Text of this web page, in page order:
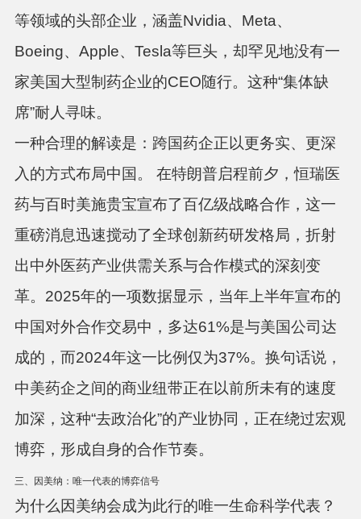
等领域的头部企业，涵盖Nvidia、Meta、
Boeing、Apple、Tesla等巨头，却罕见地没有一
家美国大型制药企业的CEO随行。这种“集体缺
席”耐人寻味。
一种合理的解读是：跨国药企正以更务实、更深
入的方式布局中国。
在特朗普启程前夕，恒瑞医
药与百时美施贵宝宣布了百亿级战略合作，这一
重磅消息迅速搅动了全球创新药研发格局，折射
出中外医药产业供需关系与合作模式的深刻变
革。2025年的一项数据显示，当年上半年宣布的
中国对外合作交易中，多达61%是与美国公司达
成的 ，而2024年这一比例仅为37%。换句话说，
中美药企之间的商业纽带正在以前所未有的速度
加深，这种“去政治化”的产业协同，正在绕过宏观
博弈，形成自身的合作节奏。
三、因美纳：唯一代表的博弈信号
为什么因美纳会成为此行的唯一生命科学代表？